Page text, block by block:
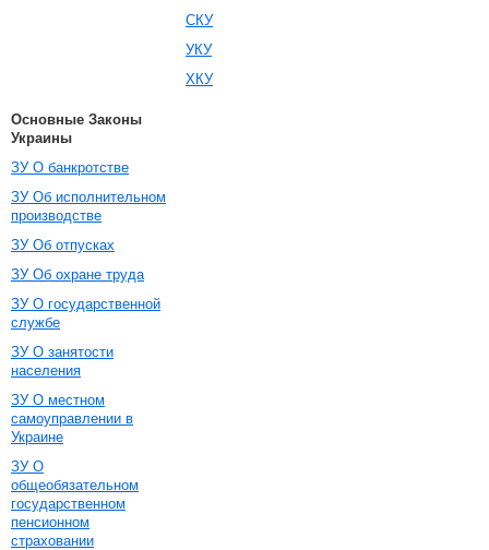
СКУ
УКУ
ХКУ
Основные Законы
Украины
ЗУ О банкротстве
ЗУ Об исполнительном
производстве
ЗУ Об отпусках
ЗУ Об охране труда
ЗУ О государственной
службе
ЗУ О занятости
населения
ЗУ О местном
самоуправлении в
Украине
ЗУ О
общеобязательном
государственном
пенсионном
страховании